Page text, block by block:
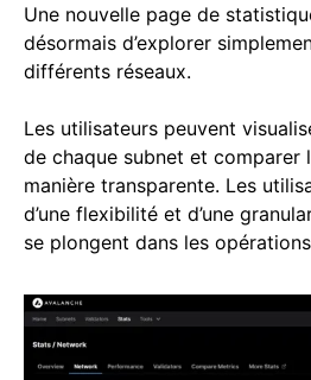
Une nouvelle page de
désormais d’explorer
différents réseaux.
Les utilisateurs peuvent
de chaque subnet et comparer
manière transparente. Les
d’une flexibilité et d’une
se plongent dans les opérations